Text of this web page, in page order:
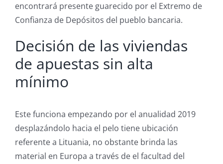
encontrará presente guarecido por el Extremo de
Confianza de Depósitos del pueblo bancaria.
Decisión de las viviendas
de apuestas sin alta
mínimo
Este funciona empezando por el anualidad 2019
desplazándolo hacia el pelo tiene ubicación
referente a Lituania, no obstante brinda las
material en Europa a través de el facultad del